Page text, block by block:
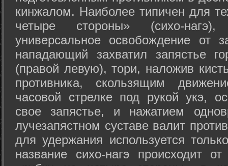
кинжалом. Наиболее типичен для
четыре стороны» (сихо-
универсальное освобождение от
нападающий захватил запястье
(правой левую), тори, наложив
противника, скользящим
часовой стрелке под рукой укэ,
свое запястье, и нажатием
лучезапястном суставе валит
для удержания используется
название сихо-нагэ происходит